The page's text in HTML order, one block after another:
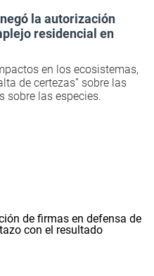
la autorización
residencial en
en los ecosistemas,
de certezas” sobre las
sobre las especies.